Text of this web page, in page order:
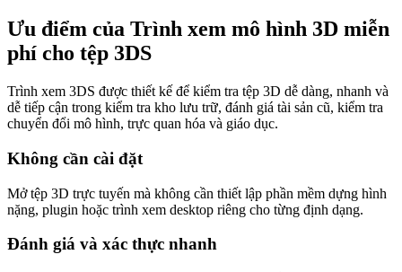
Ưu điểm của Trình xem mô hình 3D miễn
phí cho tệp 3DS
Trình xem 3DS được thiết kế để kiểm tra tệp 3D dễ dàng, nhanh và
dễ tiếp cận trong kiểm tra kho lưu trữ, đánh giá tài sản cũ, kiểm tra
chuyển đổi mô hình, trực quan hóa và giáo dục.
Không cần cài đặt
Mở tệp 3D trực tuyến mà không cần thiết lập phần mềm dựng hình
nặng, plugin hoặc trình xem desktop riêng cho từng định dạng.
Đánh giá và xác thực nhanh